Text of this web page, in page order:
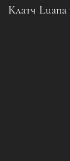
Клатч